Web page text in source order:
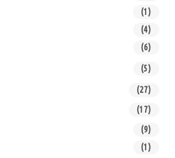
(1)
(4)
(6)
(5)
(27)
(17)
(9)
(1)